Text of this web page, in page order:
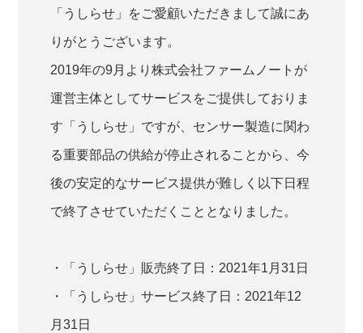
「うしらせ」をご愛顧いただきまして誠にあ
りがとうございます。
2019年の9月より株式会社ファームノートが
運営主体としてサービスをご提供しておりま
す「うしらせ」ですが、センサー製造に関わ
る重要部品の供給が停止されることから、今
後の安定的なサービス提供が難しく以下日程
で終了させていただくこととなりました。
・「うしらせ」販売終了日：2021年1月31日
・「うしらせ」サービス終了日：2021年12
月31日